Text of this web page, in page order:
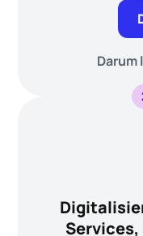
Darum
Services,